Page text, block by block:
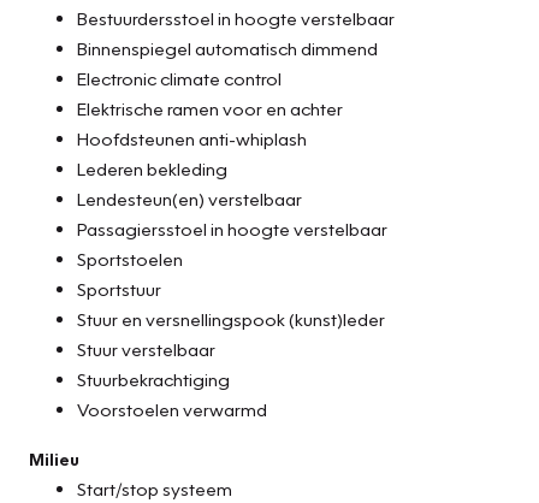
Bestuurdersstoel in hoogte verstelbaar
Binnenspiegel automatisch dimmend
Electronic climate control
Elektrische ramen voor en achter
Hoofdsteunen anti-whiplash
Lederen bekleding
Lendesteun(en) verstelbaar
Passagiersstoel in hoogte verstelbaar
Sportstoelen
Sportstuur
Stuur en versnellingspook (kunst)leder
Stuur verstelbaar
Stuurbekrachtiging
Voorstoelen verwarmd
Milieu
Start/stop systeem